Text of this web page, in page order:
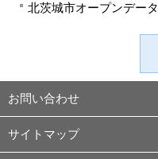
北茨城市オープンデータ
お問い合わせ
サイトマップ